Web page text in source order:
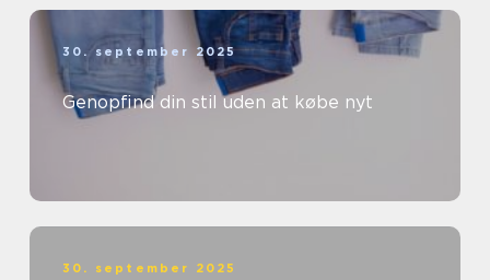
30. september 2025
Genopfind din stil uden at købe nyt
30. september 2025